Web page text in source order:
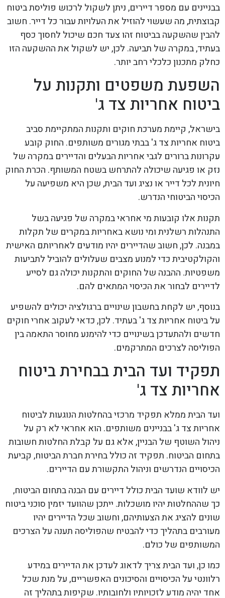
בבניינים עם מספר דיירים, ניתן לשקול לרכוש פוליסת ביטוח
קבוצתית, מה שעשוי להוזיל את העלויות עבור כל דייר. חשוב
להבין שהשקעה בביטוח זהו צעד חכם שיכול לחסוך כסף
בעתיד, במקרה של תביעה. לכן, יש לשקול את ההשקעה הזו
כחלק מתכנון כלכלי רחב יותר.
השפעת משפטים ותקנות על
ביטוח אחריות צד ג'
בישראל, קיימת מערכת חוקים ותקנות המתקיימת סביב
ביטוח אחריות צד ג' בבתי מגורים משותפים. החוק קובע
עקרונות ברורים לגבי אחריות הבעלים והדיירים במקרה של
נזק או פגיעה שיכולה להתרחש בשטח המשותף. הכרת החוק
חיונית לכל דייר או נציג ועד הבית, שכן היא משפיעה על
הכיסוי הביטוחי הנדרש.
תקנות אלו קובעות מי אחראי במקרה של פגיעה בשל
התנהלות רשלנית ומי נושא באחריות במקרים של תקלות
במבנה. לכן, חשוב שהדיירים יהיו מודעים לאחריותם האישית
והקולקטיבית כדי למנוע מצבים שעלולים להוביל לתביעות
משפטיות. ההבנה של החוקים והתקנות יכולה גם לסייע
לדיירים לבחור את הכיסוי המתאים להם.
בנוסף, יש לקחת בחשבון שינויים ברגולציה יכולים להשפיע
על ביטוח אחריות צד ג' בעתיד. לכן, כדאי לעקוב אחרי חוקים
חדשים ולהתעדכן בשינויים כדי להימנע מחוסר התאמה בין
הפוליסה לצרכים המתרקמים.
תפקיד ועד הבית בבחירת ביטוח
אחריות צד ג'
ועד הבית ממלא תפקיד מרכזי בהחלטות הנוגעות לביטוח
אחריות צד ג' בבניינים משותפים. הוא אחראי לא רק על
ניהול השוטף של הבניין, אלא גם על קבלת החלטות חשובות
בתחום הביטוח. תפקיד זה כולל בחירת חברת הביטוח, קביעת
הכיסויים הנדרשים וניהול התקשורת עם הדיירים.
יש לוודא שועד הבית כולל דיירים עם הבנה בתחום הביטוח,
כך שההחלטות יהיו מושכלות. ייתכן שהוועד יזמין סוכני ביטוח
שונים להציג את הצעותיהם, וחשוב שכל הדיירים יהיו
מעורבים בתהליך כדי להבטיח שהפוליסה תענה על הצרכים
המשותפים של כולם.
כמו כן, ועד הבית צריך לדאוג לעדכן את הדיירים במידע
רלוונטי על הכיסויים והסיכונים האפשריים, על מנת שכל
אחד יהיה מודע לזכויותיו ולחובותיו. שקיפות בתהליך זה